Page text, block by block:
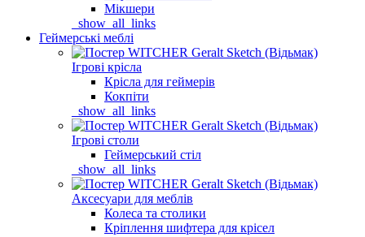
Мікшери
_show_all_links
Геймерські меблі
Ігрові крісла
Крісла для геймерів
Кокпіти
_show_all_links
Ігрові столи
Геймерський стіл
_show_all_links
Аксесуари для меблів
Колеса та столики
Кріплення шифтера для крісел